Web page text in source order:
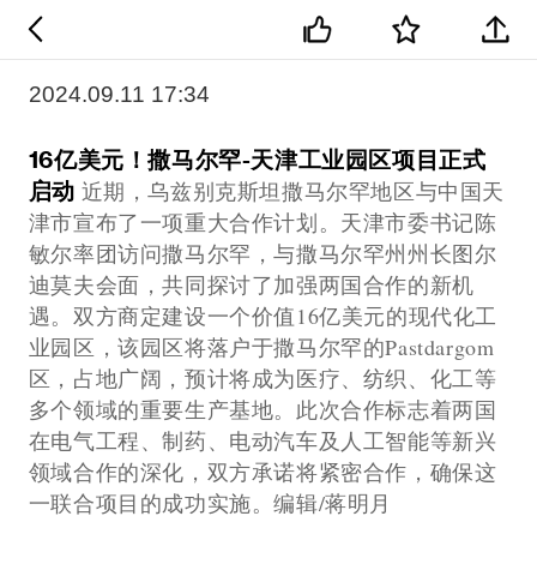
2024.09.11 17:34
16亿美元！撒马尔罕-天津工业园区项目正式
启动 近期，乌兹别克斯坦撒马尔罕地区与中国天
津市宣布了一项重大合作计划。天津市委书记陈
敏尔率团访问撒马尔罕，与撒马尔罕州州长图尔
迪莫夫会面，共同探讨了加强两国合作的新机
遇。双方商定建设一个价值16亿美元的现代化工
业园区，该园区将落户于撒马尔罕的Pastdargom
区，占地广阔，预计将成为医疗、纺织、化工等
多个领域的重要生产基地。此次合作标志着两国
在电气工程、制药、电动汽车及人工智能等新兴
领域合作的深化，双方承诺将紧密合作，确保这
一联合项目的成功实施。编辑/蒋明月